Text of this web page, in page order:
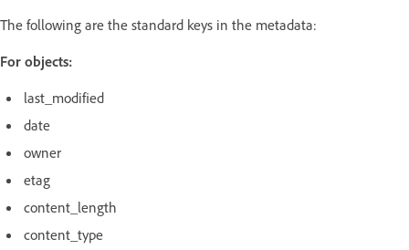
The following are the standard keys in the metadata:
For objects:
last_modified
date
owner
etag
content_length
content_type